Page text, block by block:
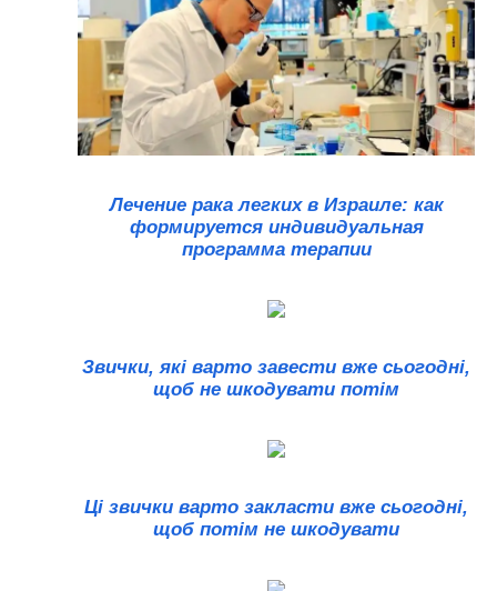
Лечение рака легких в Израиле: как
формируется индивидуальная
программа терапии
Звички, які варто завести вже сьогодні,
щоб не шкодувати потім
Ці звички варто закласти вже сьогодні,
щоб потім не шкодувати